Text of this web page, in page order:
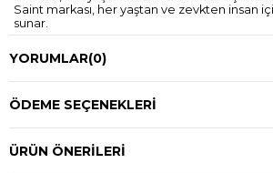
Saint markası, her yaştan ve zevkten insan
sunar.
YORUMLAR(0)
ÖDEME SEÇENEKLERI
ÜRÜN ÖNERILERI